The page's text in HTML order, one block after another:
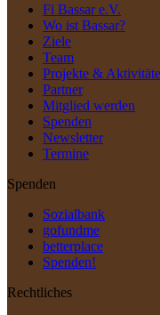
Fi Bassar e.V.
Wo ist Bassar?
Ziele
Team
Projekte &
Partner
Mitglied werden
Spenden
Newsletter
Termine
Spenden
Sozialbank
gofundme
betterplace
Spenden!
Rechtliches